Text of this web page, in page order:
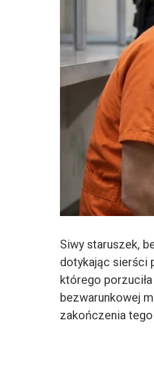
Siwy staruszek,
dotykając sierści
którego
bezwarunkowej
zakończenia